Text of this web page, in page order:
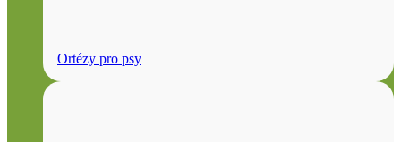
Ortézy pro psy